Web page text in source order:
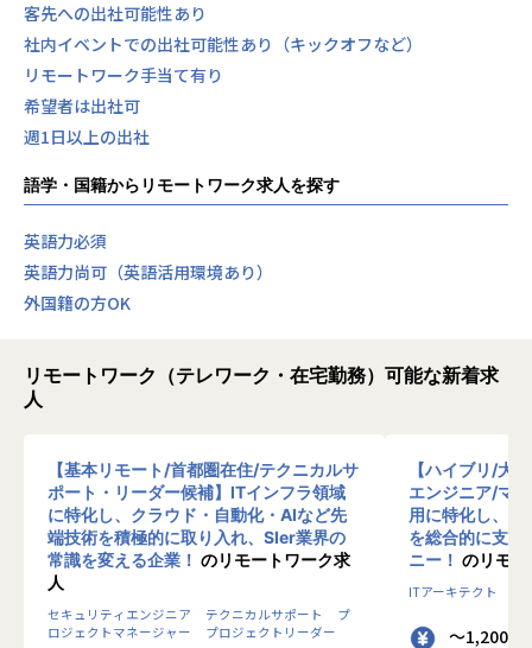
客先への出社可能性あり
社内イベントでの出社可能性あり（キックオフなど）
リモートワーク手当て有り
希望者は出社可
週1日以上の出社
語学・国籍からリモートワーク求人を探す
英語力必須
英語力尚可（英語活用環境あり）
外国籍の方OK
リモートワーク（テレワーク・在宅勤務）可能な新着求
人
【基本リモート/首都圏在住/テクニカルサ
ポート・リーダー候補】ITインフラ領域
に特化し、クラウド・自動化・AIなど先
端技術を積極的に取り入れ、SIer業界の
常識を変える企業！ のリモートワーク求
人
セキュリティエンジニア テクニカルサポート
プ
ロジェクトマネージャー
プロジェクトリーダー
【ハイブリ/大
エンジニア/マ
用に特化し、
を総合的に支援
ニー！ のリモ
ITアーキテクト
～1,200